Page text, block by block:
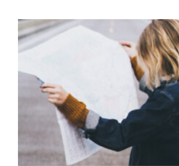
PROCESOS
EXPLICACION PARA
Atención cuidadores Educación
cognitiva Evaluación
Procesos Mentales